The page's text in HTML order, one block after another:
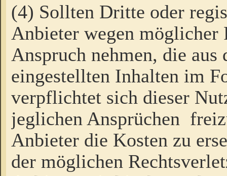
(4) Sollten Dritte oder
Anbieter wegen möglicher
Anspruch nehmen, die
eingestellten Inhalten im
verpflichtet sich dieser
jeglichen Ansprüchen
Anbieter die Kosten zu
der möglichen